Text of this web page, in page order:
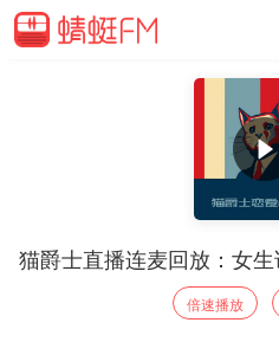
倍速播放